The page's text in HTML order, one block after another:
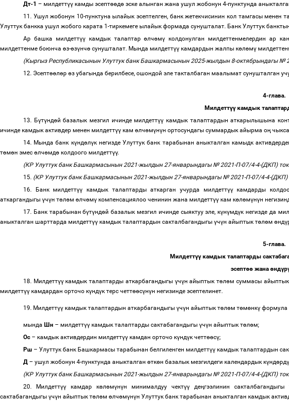
Дт-1 – милдеттүү камды эсептөөдө эске алынган жана ушул жобонун 4-пунктунда
11. Ушул жобонун 10-пунктуна ылайык эсептелген, банк жетекчисинин кол тамгасы менен
Улуттук банкка ушул жобого карата 1-тиркемеге ылайык формада сунушталат. Банк Улуттук
Ар башка милдеттүүкамдык талаптарөлчөмү колдонулган милдеттенмелердин ар
милдеттенме боюнча өз-өзүнчө сунушталат. Мында милдеттүү камдардын жалпы көлөмү
(Кыргыз Республикасынын Улуттук банк Башкармасынын 2025-жылдын 8-октябрындагы №
12. Эсептөөлөр өз убагында берилбесе, ошондой эле такталбаган маалымат сунушталган
4-глава.
Милдеттүү камдык
13. Бүтүндөй базалык мезгил ичинде милдеттүү камдык талаптардын аткарылышына
ичинде камдык активдер менен милдеттүү кам өлчөмүнүн ортосундагы суммардык айырма оң
14. Мында банк күндөлүк негизде Улуттук банк тарабынан аныкталган камыдк
төмөн эмес өлчөмдө колдоого милдеттүү.
(КР Улуттук банк Башкармасынын 2021-жылдын 27-январындагы № 2021-П-07/4-4-(ДКП)
15. (КР Улуттук банк Башкармасынын 2021-жылдын 27-январындагы № 2021-П-07/4-4-(ДКП)
16. Банк милдеттүү камдык талаптарды аткарган учурда милдеттүүкамдарды
аткаргандыгы үчүн төлөм өлчөмү компенсациялоо ченинин жана милдеттүү кам көлөмүнүн
17. Банк тарабынан бүтүндөй базалык мезгил ичинде сыяктуу эле, күнүмдүк негизде да
аныкталган шарттарда милдеттүү камдык талаптардын сакталбагандыгы үчүн айыптык төлөм өндү
5-глава.
Милдеттүү камдык талаптарды
эсептөөжана өндүр
18. Милдеттүүкамдык талаптарды аткарбагандыгы үчүн айыптык төлөм суммасы
милдеттүү камдардан орточо күндүк терс четтөөсүнүн негизинде эсептелинет.
19. Милдеттүү камдык талаптардын аткарбагандыгы үчүн айыптык төлөм төмөнкү формула
мында Шн – милдеттүү камдык талаптарды сактабагандыгы үчүн айыптык төлөм;
Ос – камдык активдердин милдеттүү камдан орточо күндүк четтөөсү;
Рш – Улуттук банк Башкармасы тарабынан белгиленген милдеттүү камдык талаптардын
Д – ушул жобонун 4-пунктунда аныкталган өткөн базалык мезгилдеги календардык күндөрдү
(КР Улуттук банк Башкармасынын 2021-жылдын 27-январындагы № 2021-П-07/4-4-(ДКП)
20. Милдеттүү камдар көлөмүнүн минималдуу чектүү деңгээлинин сакталбагандыгы
сактабагандыгы үчүн айыптык төлөм өлчөмүнүн Улуттук банк тарабынан аныкталган камдык